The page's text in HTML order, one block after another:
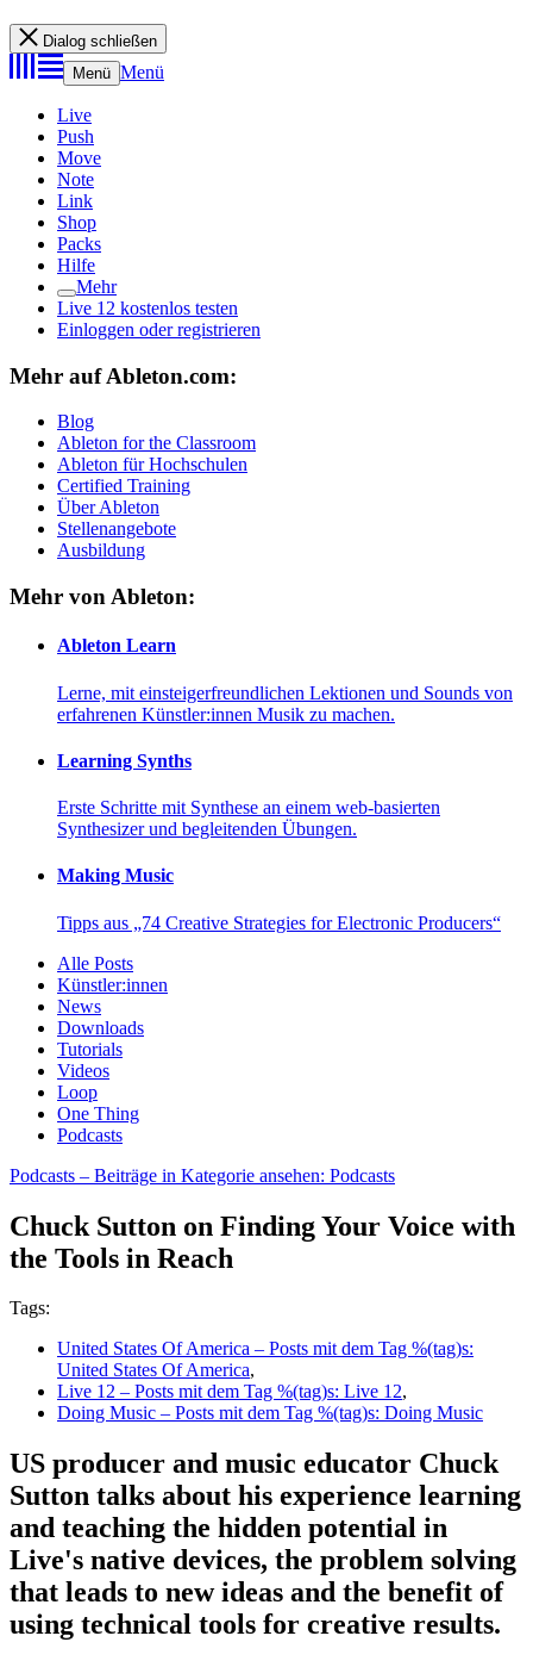
Dialog schließen
Menü Menü
Live
Push
Move
Note
Link
Shop
Packs
Hilfe
Mehr
Live 12 kostenlos testen
Einloggen oder registrieren
Mehr auf Ableton.com:
Blog
Ableton for the Classroom
Ableton für Hochschulen
Certified Training
Über Ableton
Stellenangebote
Ausbildung
Mehr von Ableton:
Ableton Learn
Lerne, mit einsteigerfreundlichen Lektionen und Sounds von
erfahrenen Künstler:innen Musik zu machen.
Learning Synths
Erste Schritte mit Synthese an einem web-basierten
Synthesizer und begleitenden Übungen.
Making Music
Tipps aus „74 Creative Strategies for Electronic Producers“
Alle Posts
Künstler:innen
News
Downloads
Tutorials
Videos
Loop
One Thing
Podcasts
Podcasts – Beiträge in Kategorie ansehen: Podcasts
Chuck Sutton on Finding Your Voice with
the Tools in Reach
Tags:
United States Of America – Posts mit dem Tag %(tag)s:
United States Of America,
Live 12 – Posts mit dem Tag %(tag)s: Live 12,
Doing Music – Posts mit dem Tag %(tag)s: Doing Music
US producer and music educator Chuck
Sutton talks about his experience learning
and teaching the hidden potential in
Live's native devices, the problem solving
that leads to new ideas and the benefit of
using technical tools for creative results.